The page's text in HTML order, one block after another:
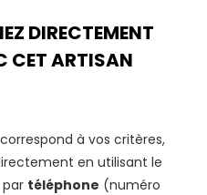
DIRECTEMENT
CET ARTISAN
correspond à vos critères,
en utilisant le
téléphone (numéro